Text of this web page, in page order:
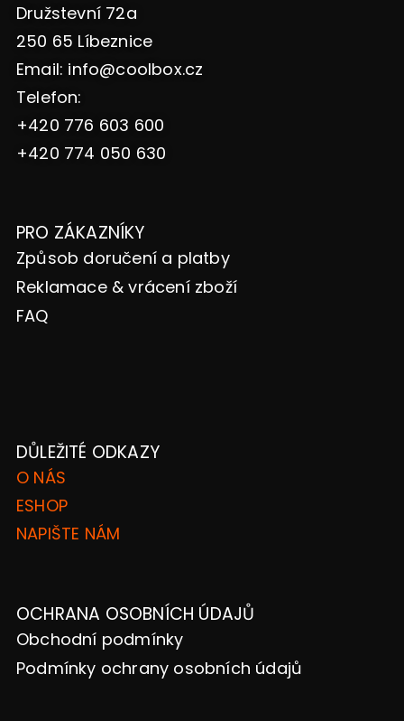
Družstevní 72a
250 65 Líbeznice
Email: info@coolbox.cz
Telefon:
+420 776 603 600
+420 774 050 630
PRO ZÁKAZNÍKY
Způsob doručení a platby
Reklamace & vrácení zboží
FAQ
DŮLEŽITÉ ODKAZY
O NÁS
ESHOP
NAPIŠTE NÁM
OCHRANA OSOBNÍCH ÚDAJŮ
Obchodní podmínky
Podmínky ochrany osobních údajů